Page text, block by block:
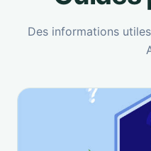
Des informations